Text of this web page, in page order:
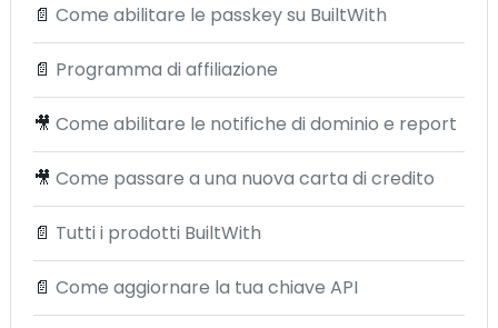
📄 Come abilitare le passkey su BuiltWith
📄 Programma di affiliazione
🎥 Come abilitare le notifiche di dominio e report
🎥 Come passare a una nuova carta di credito
📄 Tutti i prodotti BuiltWith
📄 Come aggiornare la tua chiave API